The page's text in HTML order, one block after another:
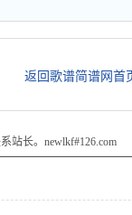
返回歌谱简谱网首
站长。newlkf#126.com